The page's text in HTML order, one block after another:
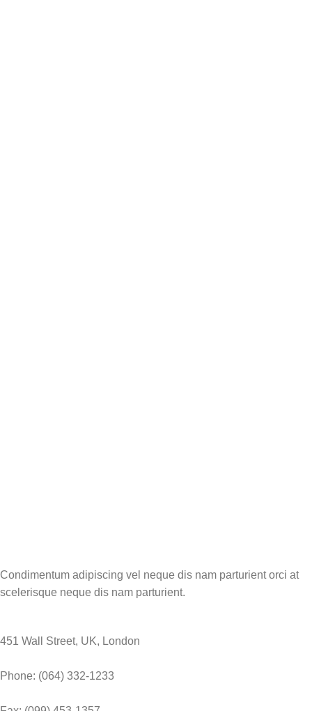
Condimentum adipiscing vel neque dis nam parturient orci at
scelerisque neque dis nam parturient.
451 Wall Street, UK, London
Phone: (064) 332-1233